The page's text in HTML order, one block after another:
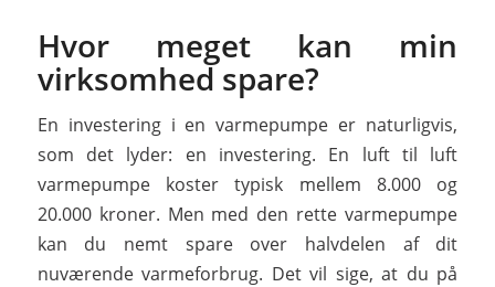
Hvor meget kan min
virksomhed spare?
En investering i en varmepumpe er naturligvis,
som det lyder: en investering. En luft til luft
varmepumpe koster typisk mellem 8.000 og
20.000 kroner. Men med den rette varmepumpe
kan du nemt spare over halvdelen af dit
nuværende varmeforbrug. Det vil sige, at du på